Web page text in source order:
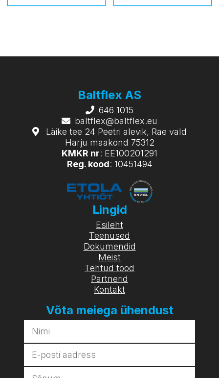
Baltflex AS
646 1015
baltflex@baltflex.eu
Läike tee 24 Peetri alevik, Rae vald
Harju maakond 75312
KMKR nr: EE100201291
Reg. kood: 10451494
Lingid
Esileht
Teenused
Dokumendid
Meist
Tehtud tööd
Partnerid
Kontakt
Võta meiega ühendust